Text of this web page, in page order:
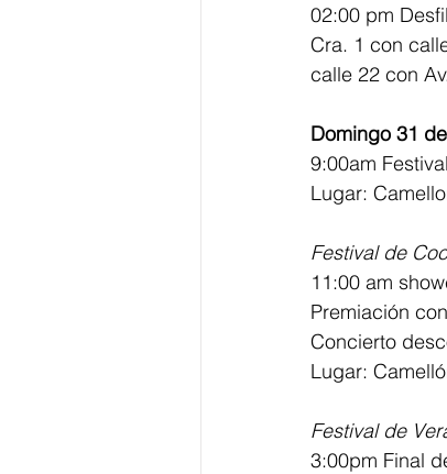
02:00 pm
Cra. 1 con
calle 22 con
Domingo 31
9:00am
Lugar:
Festival de
11:00 am
Premiación
Concierto
Lugar:
Festival de
3:00pm Final